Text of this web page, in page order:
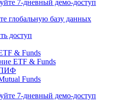
7-дневный демо-доступ
глобальную базу данных
доступ
& Funds
ETF & Funds
Funds
7-дневный демо-доступ